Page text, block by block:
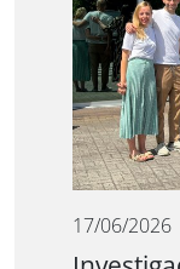
17/06/2026